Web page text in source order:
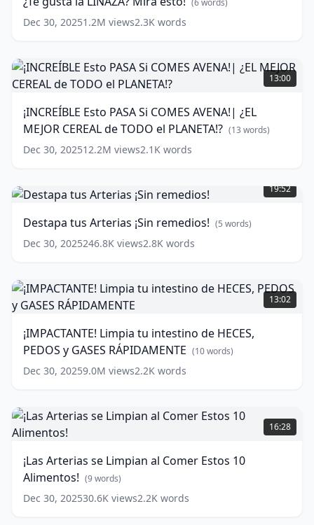
el
MEJOR
MUNDO?
(17
words)
Mira
esto!
Dec 30, 20251.2M views2.3K words
¡INCREÍBLE
Esto
PASA
COMES
AVENA!|
¿EL
MEJOR
de
TODO
PLANETA!?
(13
13:00
¡INCREÍBLE Esto PASA Si COMES AVENA!| ¿EL
MEJOR CEREAL de TODO el PLANETA!? (13 words)
Dec 30, 202512.2M views2.1K words
tus
Arterias
remedios!
(5
19:52
Destapa tus Arterias ¡Sin remedios! (5 words)
Dec 30, 2025246.8K views2.8K words
¡IMPACTANTE!
Limpia
tu
de
HECES,
PEDOS
y
RÁPIDAMENTE
words)
13:02
¡IMPACTANTE! Limpia tu intestino de HECES,
PEDOS y GASES RÁPIDAMENTE (10words)
Dec 30, 20259.0M views2.2K words
¡Las
Arterias
se
al
Comer
Estos
10
16:28
¡Las Arterias se Limpian al Comer Estos 10
Alimentos! (9words)
Dec 30, 202530.6K views2.2K words
¡ALERTA